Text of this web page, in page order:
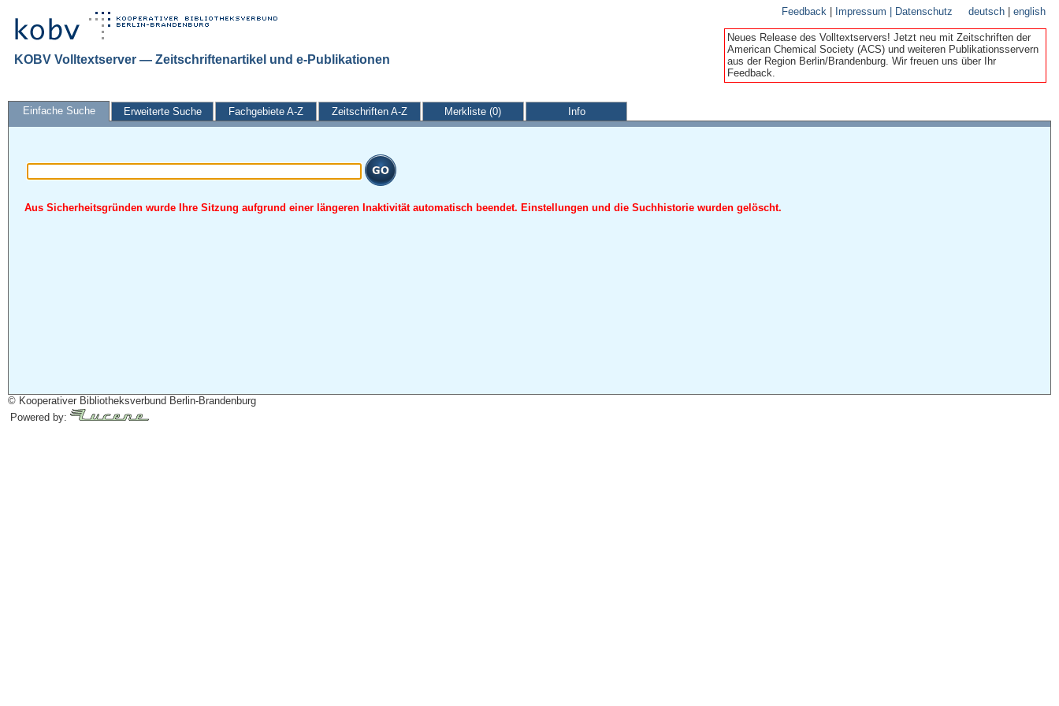
Feedback Impressum | Datenschutz deutsch |english
KOBV Volltextserver — Zeitschriftenartikel und e-Publikationen
Neues Release des Volltextservers! Jetzt neu mit Zeitschriften der
American Chemical Society (ACS) und weiteren Publikationsservern
aus der Region Berlin/Brandenburg. Wir freuen uns über Ihr
Feedback.
Einfache Suche Erweiterte Suche Fachgebiete A-Z Zeitschriften A-Z Merkliste (0) Info
Aus Sicherheitsgründen wurde Ihre Sitzung aufgrund einer längeren Inaktivität automatisch beendet. Einstellungen und die Suchhistorie wurden gelöscht.
© Kooperativer Bibliotheksverbund Berlin-Brandenburg
Powered by: